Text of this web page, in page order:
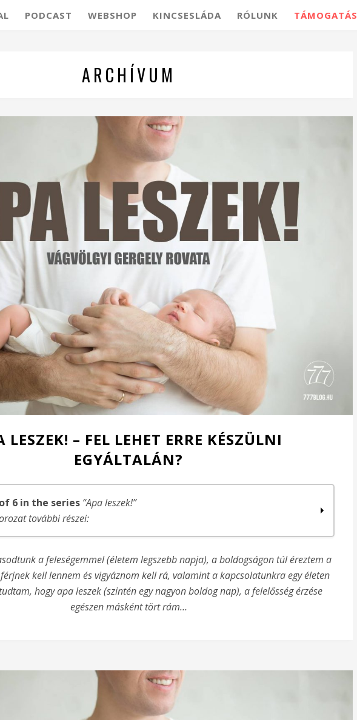
PODCAST WEBSHOP KINCSESLÁDA RÓLUNK TÁMOGATÁS
ARCHÍVUM
LESZEK! – FEL LEHET ERRE KÉSZÜLNI
EGYÁLTALÁN?
6 in the series “Apa leszek!”
további részei:
megtartod?
látni, először hallani
hogy apa vagy!
leendő gyermekeim édesanyjának
a feleségemmel (életem legszebb napja), a boldogságon túl éreztem a
kell lennem és vigyáznom kell rá, valamint a kapcsolatunkra egy életen
hogy apa leszek (szintén egy nagyon boldog nap), a felelősség érzése
egészen másként tört rám…